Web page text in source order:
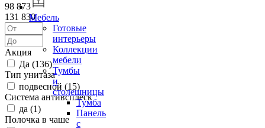
Мебель
Готовые
интерьеры
Коллекции
мебели
Тумбы
и
столешницы
Тумба
Панель
с
98 873
131 830
Акция
Да (136)
Тип унитаза
подвесной (15)
Система антивсплеск
да (1)
Полочка в чаше